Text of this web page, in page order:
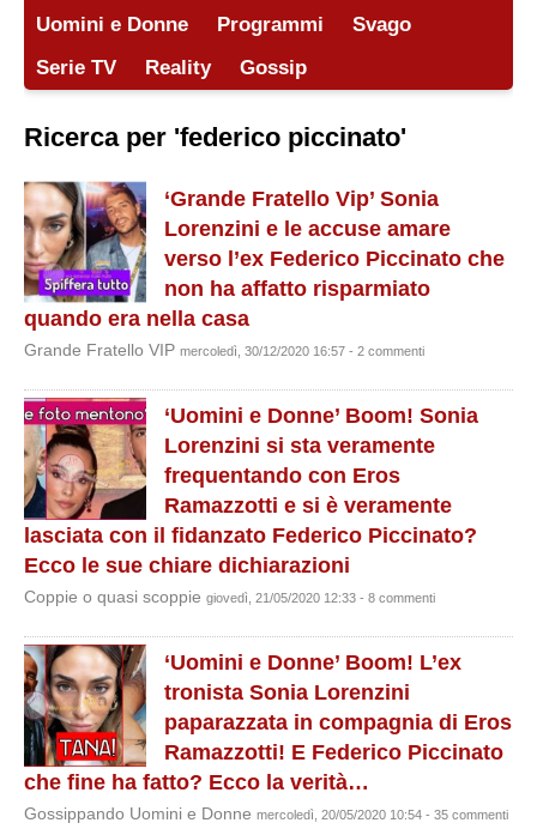
Uomini e Donne
Programmi
Svago
Serie TV
Reality Gossip
Ricerca per 'federico piccinato'
‘Grande Fratello Vip’ Sonia
Lorenzini e le accuse amare
verso l’ex Federico Piccinato che
non ha affatto risparmiato
quando era nella casa
Grande Fratello VIP mercoledì, 30/12/2020 16:57 - 2 commenti
‘Uomini e Donne’ Boom! Sonia
Lorenzini si sta veramente
frequentando con Eros
Ramazzotti e si è veramente
lasciata con il fidanzato Federico Piccinato?
Ecco le sue chiare dichiarazioni
Coppie o quasi scoppie giovedì, 21/05/2020 12:33 - 8 commenti
‘Uomini e Donne’ Boom! L’ex
tronista Sonia Lorenzini
paparazzata in compagnia di Eros
Ramazzotti! E Federico Piccinato
che fine ha fatto? Ecco la verità…
Gossippando Uomini e Donne mercoledì, 20/05/2020 10:54 - 35 commenti